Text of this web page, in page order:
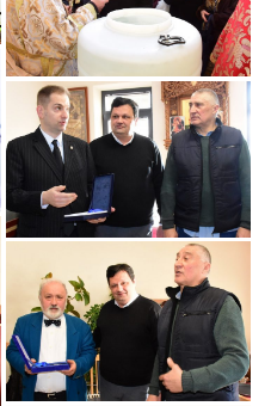
Plivanje u Zemunu
Simbolično Održano
Bogojavljensko
Plivanje u Zemunu
Simbolično Održano
Bogojavljensko
Plivanje u Zemunu